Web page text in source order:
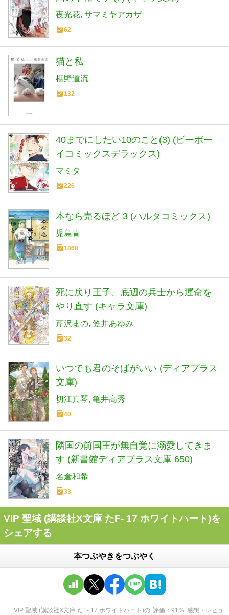
夜光花 サマミヤアカザ
62
猫と私
椹野道流
132
40までにしたい10のこと(3) (ビーボー
イコミックスデラックス)
マミタ
226
本なら売るほど 3 (ハルタコミックス)
児島青
1868
死に戻り王子、底辺の兵士から運命を
やり直す (キャラ文庫)
芹沢まの 笠井あゆみ
32
いつでも君のそばがいい (ディアプラス
文庫)
切江真琴 亀井高秀
40
隣国の前国王が無自覚に溺愛してきま
す (新書館ディアプラス文庫 650)
名倉和希
33
VIP 聖域 (講談社X文庫 たF- 17 ホワイトハート)を
シェアする
本つぶやきをつぶやく
VIP 聖域 (講談社X文庫 たF- 17 ホワイトハート)の 評価 91 ％ 感想・レビュ